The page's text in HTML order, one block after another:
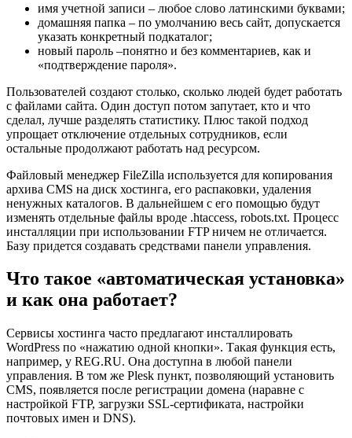
имя учетной записи – любое слово латинскими буквами;
домашняя папка – по умолчанию весь сайт, допускается
указать конкретный подкаталог;
новый пароль –понятно и без комментариев, как и
«подтверждение пароля».
Пользователей создают столько, сколько людей будет работать
с файлами сайта. Один доступ потом запутает, кто и что
сделал, лучше разделять статистику. Плюс такой подход
упрощает отключение отдельных сотрудников, если
остальные продолжают работать над ресурсом.
Файловый менеджер FileZilla используется для копирования
архива CMS на диск хостинга, его распаковки, удаления
ненужных каталогов. В дальнейшем с его помощью будут
изменять отдельные файлы вроде .htaccess, robots.txt. Процесс
инсталляции при использовании FTP ничем не отличается.
Базу придется создавать средствами панели управления.
Что такое «автоматическая установка»
и как она работает?
Сервисы хостинга часто предлагают инсталлировать
WordPress по «нажатию одной кнопки». Такая функция есть,
например, у REG.RU. Она доступна в любой панели
управления. В том же Plesk пункт, позволяющий установить
CMS, появляется после регистрации домена (наравне с
настройкой FTP, загрузки SSL-сертификата, настройки
почтовых имен и DNS).